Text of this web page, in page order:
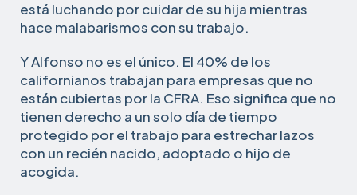
está luchando por cuidar de su hija mientras
hace malabarismos con su trabajo.
Y Alfonso no es el único. El 40% de los
californianos trabajan para empresas que no
están cubiertas por la CFRA. Eso significa que no
tienen derecho a un solo día de tiempo
protegido por el trabajo para estrechar lazos
con un recién nacido, adoptado o hijo de
acogida.